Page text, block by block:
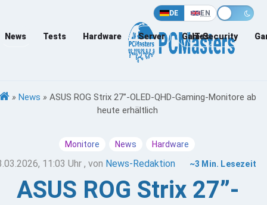
DE EN
News Tests Hardware Server Games
IT-Security
» News » ASUS ROG Strix 27”-OLED-QHD-Gaming-Monitore ab
heute erhältlich
Monitore News Hardware
11:03 Uhr , von News-Redaktion ~3 Min. Lesezeit
ASUS ROG Strix 27”-